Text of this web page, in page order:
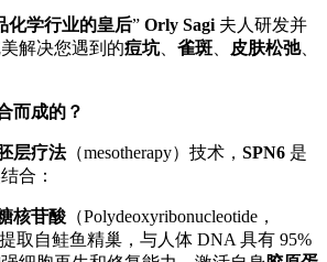
化学行业的皇后” Orly Sagi 夫人研发并
解决您遇到的痘坑、 雀斑 皮肤松弛、
而成的？
层疗法（mesotherapy）技术， SPN6 是
合：
核苷酸 （Polydeoxyribonucleotide，
取自鲑鱼精巢，与人体 DNA 具有 95%